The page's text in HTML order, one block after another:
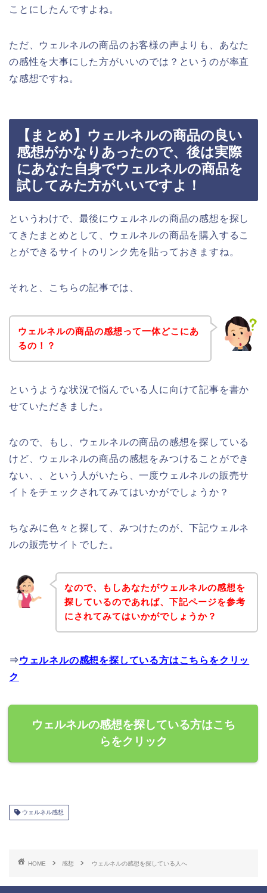
ことにしたんですよね。
ただ、ウェルネルの商品のお客様の声よりも、あなた
の感性を大事にした方がいいのでは？というのが率直
な感想ですね。
【まとめ】ウェルネルの商品の良い
感想がかなりあったので、後は実際
にあなた自身でウェルネルの商品を
試してみた方がいいですよ！
というわけで、最後にウェルネルの商品の感想を探し
てきたまとめとして、ウェルネルの商品を購入するこ
とができるサイトのリンク先を貼っておきますね。
それと、こちらの記事では、
ウェルネルの商品の感想って一体どこにあ
るの！？
というような状況で悩んでいる人に向けて記事を書か
せていただきました。
なので、もし、ウェルネルの商品の感想を探している
けど、ウェルネルの商品の感想をみつけることができ
ない、、という人がいたら、一度ウェルネルの販売サ
イトをチェックされてみてはいかがでしょうか？
ちなみに色々と探して、みつけたのが、下記ウェルネ
ルの販売サイトでした。
なので、もしあなたがウェルネルの感想を
探しているのであれば、下記ページを参考
にされてみてはいかがでしょうか？
⇒ ウェルネルの感想を探している方はこちらをクリッ
ク
ウェルネルの感想を探している方はこち
らをクリック
ウェルネル感想
HOME 感想 ウェルネルの感想を探している人へ